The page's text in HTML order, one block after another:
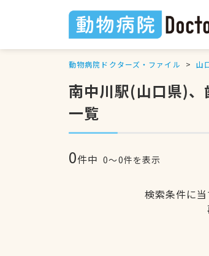
動物病院ドクターズ・ファイル 山
南中川駅(山口県)
一覧
0件中 0〜0件を表示
検索条件に